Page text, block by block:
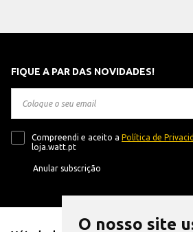
O nosso site
FIQUE A PAR DAS NOVIDADES!
Compreendi e aceito a Política de
loja.watt.pt
Anular subscrição